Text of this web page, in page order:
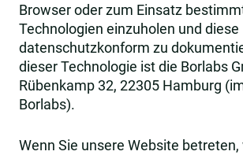
Browser oder zum Einsatz
Technologien einzuholen und diese
datenschutzkonform zu
dieser Technologie ist die Borlabs
Rübenkamp 32, 22305 Hamburg
Borlabs).
Wenn Sie unsere Website betreten,